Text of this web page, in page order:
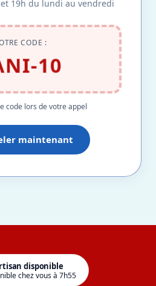
19h du lundi au vendredi
CODE :
10
code lors de votre appel
maintenant
disponible
chez vous à 7h55